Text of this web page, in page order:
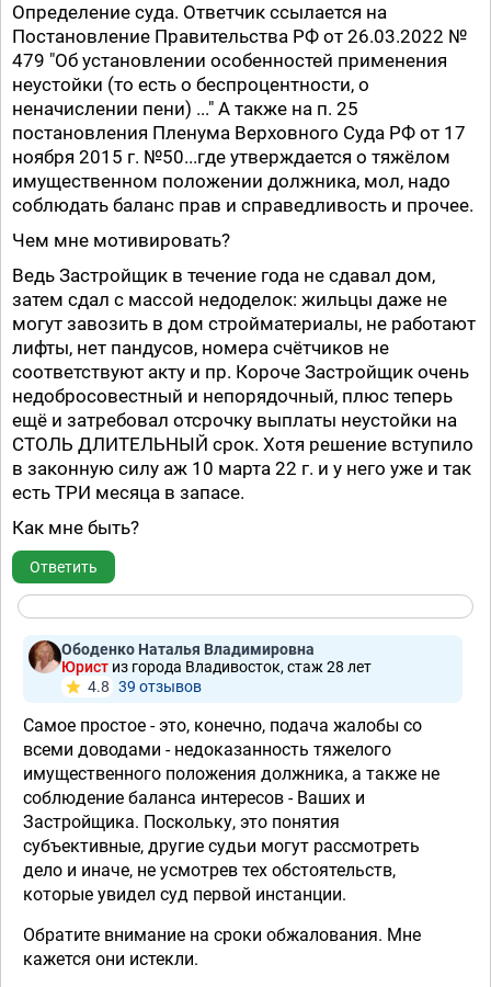
Определение суда. Ответчик ссылается на
Постановление Правительства РФ от 26.03.2022 №
479 "Об установлении особенностей применения
неустойки (то есть о беспроцентности, о
неначислении пени) ..." А также на п. 25
постановления Пленума Верховного Суда РФ от 17
ноября 2015 г. №50...где утверждается о тяжёлом
имущественном положении должника, мол, надо
соблюдать баланс прав и справедливость и прочее.
Чем мне мотивировать?
Ведь Застройщик в течение года не сдавал дом,
затем сдал с массой недоделок: жильцы даже не
могут завозить в дом стройматериалы, не работают
лифты, нет пандусов, номера счётчиков не
соответствуют акту и пр. Короче Застройщик очень
недобросовестный и непорядочный, плюс теперь
ещё и затребовал отсрочку выплаты неустойки на
СТОЛЬ ДЛИТЕЛЬНЫЙ срок. Хотя решение вступило
в законную силу аж 10 марта 22 г. и у него уже и так
есть ТРИ месяца в запасе.
Как мне быть?
Ответить
Ободенко Наталья Владимировна
Юрист из города Владивосток, стаж 28 лет
4.8 39 отзывов
Самое простое - это, конечно, подача жалобы со
всеми доводами - недоказанность тяжелого
имущественного положения должника, а также не
соблюдение баланса интересов - Ваших и
Застройщика. Поскольку, это понятия
субъективные, другие судьи могут рассмотреть
дело и иначе, не усмотрев тех обстоятельств,
которые увидел суд первой инстанции.
Обратите внимание на сроки обжалования. Мне
кажется они истекли.